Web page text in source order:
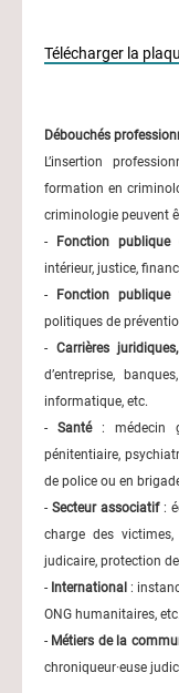
Télécharger la
Débouchés
L’insertion
formation en
criminologie peuvent
- Fonction publique
intérieur, justice,
- Fonction publique
politiques de
- Carrières
d’entreprise,
informatique, etc.
- Santé: médecin
pénitentiaire,
de police ou en
- Secteur associatif:
charge des victimes,
judicaire, protection de
- International :
ONG humanitaires, etc.
- Métiers de la
chroniqueur·euse